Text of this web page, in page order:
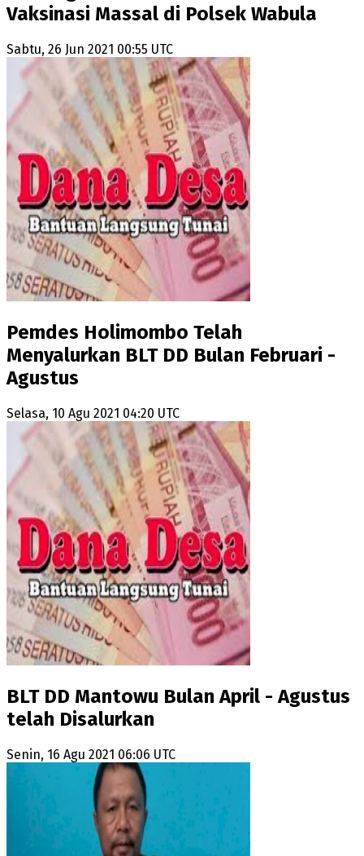
Vaksinasi Massal di Polsek Wabula
Sabtu, 26 Jun 2021 00:55 UTC
Pemdes Holimombo Telah
Menyalurkan BLT DD Bulan Februari -
Agustus
Selasa, 10 Agu 2021 04:20 UTC
BLT DD Mantowu Bulan April - Agustus
telah Disalurkan
Senin, 16 Agu 2021 06:06 UTC